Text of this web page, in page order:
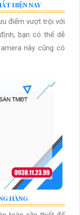
HIỆN NAY
điểm vượt trội với
bạn có thể dễ
này cũng có
HÀNG